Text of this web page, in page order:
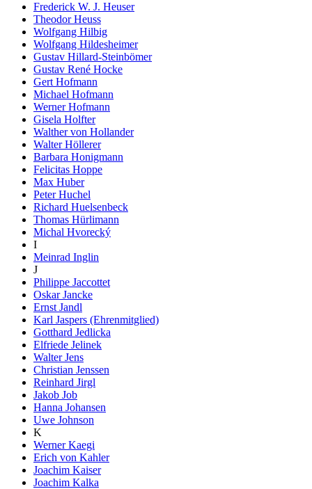
Frederick W. J. Heuser
Theodor Heuss
Wolfgang Hilbig
Wolfgang Hildesheimer
Gustav Hillard-Steinbömer
Gustav René Hocke
Gert Hofmann
Michael Hofmann
Werner Hofmann
Gisela Holfter
Walther von Hollander
Walter Höllerer
Barbara Honigmann
Felicitas Hoppe
Max Huber
Peter Huchel
Richard Huelsenbeck
Thomas Hürlimann
Michal Hvorecký
I
Meinrad Inglin
J
Philippe Jaccottet
Oskar Jancke
Ernst Jandl
Karl Jaspers (Ehrenmitglied)
Gotthard Jedlicka
Elfriede Jelinek
Walter Jens
Christian Jenssen
Reinhard Jirgl
Jakob Job
Hanna Johansen
Uwe Johnson
K
Werner Kaegi
Erich von Kahler
Joachim Kaiser
Joachim Kalka